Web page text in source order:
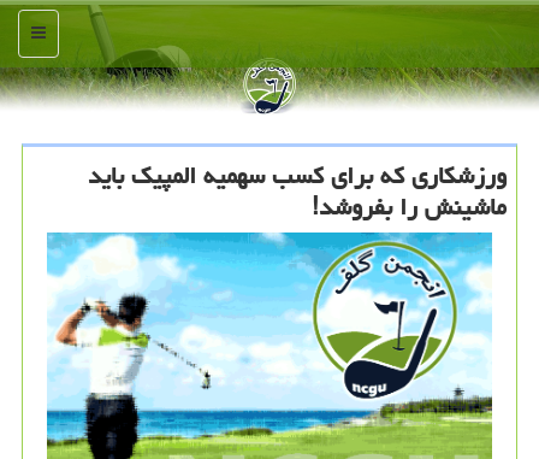
منو
ورزشكاری كه برای كسب سهمیه المپیك باید
ماشینش را بفروشد!